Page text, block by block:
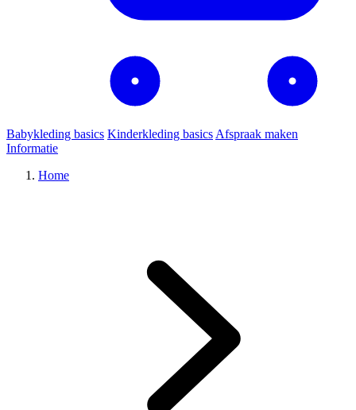
Babykleding basics Kinderkleding basics Afspraak maken
Informatie
Home